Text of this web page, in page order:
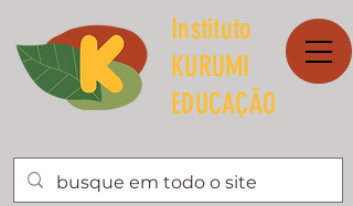
Instituto
KURUMI
EDUCAÇÃO